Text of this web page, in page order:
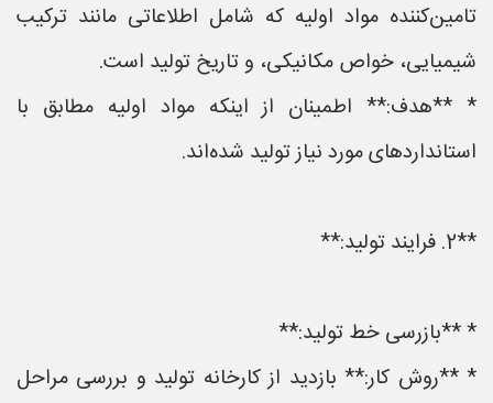
تامین‌کننده مواد اولیه که شامل اطلاعاتی مانند ترکیب
شیمیایی، خواص مکانیکی، و تاریخ تولید است.
* **هدف:** اطمینان از اینکه مواد اولیه مطابق با
استانداردهای مورد نیاز تولید شده‌اند.
**2. فرایند تولید:**
* **بازرسی خط تولید:**
* **روش کار:** بازدید از کارخانه تولید و بررسی مراحل